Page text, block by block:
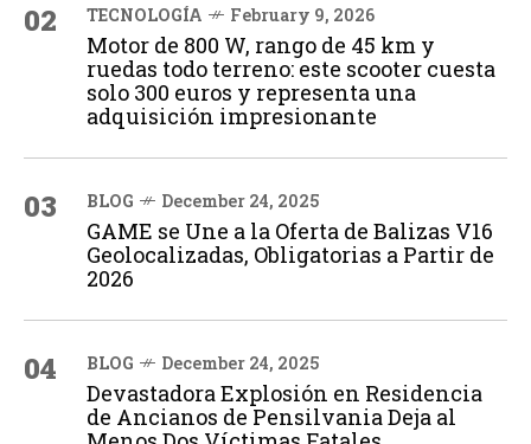
02 TECNOLOGÍA February 9, 2026
Motor de 800 W, rango de 45 km y
ruedas todo terreno: este scooter cuesta
solo 300 euros y representa una
adquisición impresionante
03 BLOG December 24, 2025
GAME se Une a la Oferta de Balizas V16
Geolocalizadas, Obligatorias a Partir de
2026
04 BLOG December 24, 2025
Devastadora Explosión en Residencia
de Ancianos de Pensilvania Deja al